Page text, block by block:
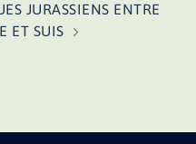
JURASSIENS ENTRE
ET SUIS